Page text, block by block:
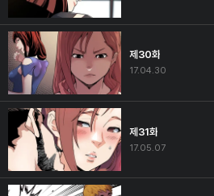
제30화
17.04.30
제31화
17.05.07